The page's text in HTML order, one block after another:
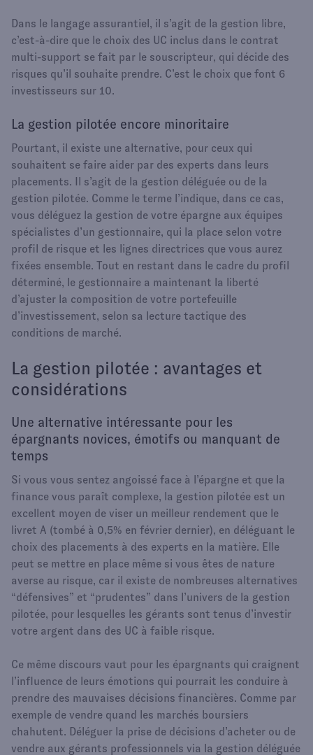
Dans le langage assurantiel, il s’agit de la gestion libre,
c’est-à-dire que le choix des UC inclus dans le contrat
multi-support se fait par le souscripteur, qui décide des
risques qu’il souhaite prendre. C’est le choix que font 6
investisseurs sur 10.
La gestion pilotée encore minoritaire
Pourtant, il existe une alternative, pour ceux qui
souhaitent se faire aider par des experts dans leurs
placements. Il s’agit de la gestion déléguée ou de la
gestion pilotée. Comme le terme l’indique, dans ce cas,
vous déléguez la gestion de votre épargne aux équipes
spécialistes d’un gestionnaire, qui la place selon votre
profil de risque et les lignes directrices que vous aurez
fixées ensemble. Tout en restant dans le cadre du profil
déterminé, le gestionnaire a maintenant la liberté
d’ajuster la composition de votre portefeuille
d’investissement, selon sa lecture tactique des
conditions de marché.
La gestion pilotée : avantages et
considérations
Une alternative intéressante pour les
épargnants novices, émotifs ou manquant de
temps
Si vous vous sentez angoissé face à l’épargne et que la
finance vous paraît complexe, la gestion pilotée est un
excellent moyen de viser un meilleur rendement que le
livret A (tombé à 0,5% en février dernier), en déléguant le
choix des placements à des experts en la matière. Elle
peut se mettre en place même si vous êtes de nature
averse au risque, car il existe de nombreuses alternatives
“défensives” et “prudentes” dans l’univers de la gestion
pilotée, pour lesquelles les gérants sont tenus d’investir
votre argent dans des UC à faible risque.
Ce même discours vaut pour les épargnants qui craignent
l’influence de leurs émotions qui pourrait les conduire à
prendre des mauvaises décisions financières. Comme par
exemple de vendre quand les marchés boursiers
chahutent. Déléguer la prise de décisions d’acheter ou de
vendre aux gérants professionnels via la gestion déléguée